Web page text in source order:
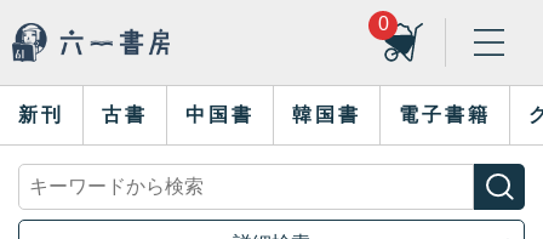
0
新刊 古書 中国書 韓国書 電子書籍